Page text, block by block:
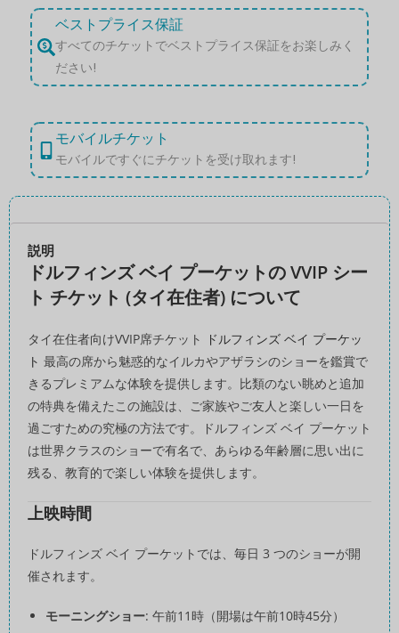
ベストプライス保証
すべてのチケットでベストプライス保証をお楽しみく
ださい!
モバイルチケット
モバイルですぐにチケットを受け取れます!
説明
ドルフィンズ ベイ プーケットの VVIP シー
ト チケット (タイ在住者) について
タイ在住者向けVVIP席チケット
ドルフィンズ ベイ プーケッ
ト 最高の席から魅惑的なイルカやアザラシのショーを鑑賞で
きるプレミアムな体験を提供します。比類のない眺めと追加
の特典を備えたこの施設は、ご家族やご友人と楽しい一日を
過ごすための究極の方法です。ドルフィンズ ベイ プーケット
は世界クラスのショーで有名で、あらゆる年齢層に思い出に
残る、教育的で楽しい体験を提供します。
上映時間
ドルフィンズ ベイ プーケットでは、毎日 3 つのショーが開
催されます。
モーニングショー: 午前11時（開場は午前10時45分）